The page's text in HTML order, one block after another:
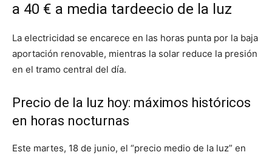
a 40 € a media tardeecio de la luz
La electricidad se encarece en las horas punta por la baja
aportación renovable, mientras la solar reduce la presión
en el tramo central del día.
Precio de la luz hoy: máximos históricos
en horas nocturnas
Este martes, 18 de junio, el “precio medio de la luz” en